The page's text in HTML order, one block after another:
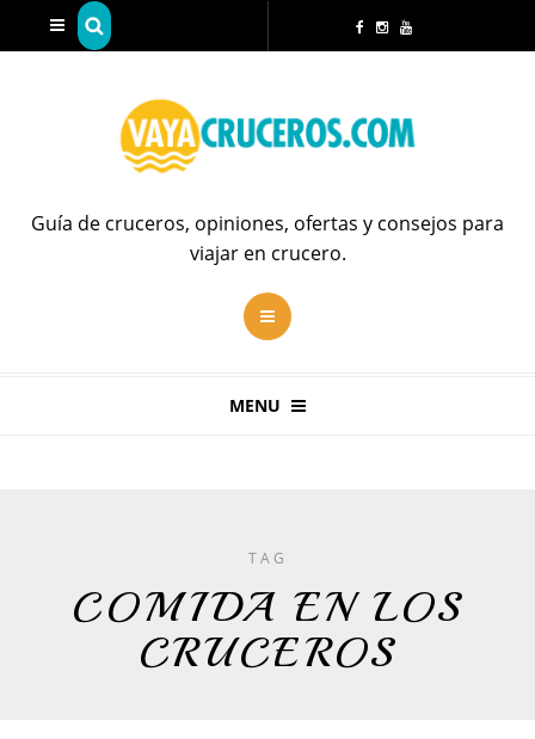
Guía de cruceros, opiniones, ofertas y consejos para
viajar en crucero.
MENU
TAG
COMIDA EN LOS
CRUCEROS